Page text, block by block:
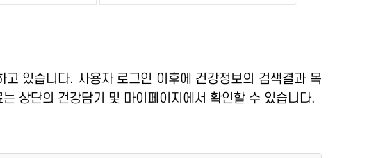
있습니다. 사용자 로그인 이후에 건강정보의 검색결과 목
상단의 건강담기 및 마이페이지에서 확인할 수 있습니다.